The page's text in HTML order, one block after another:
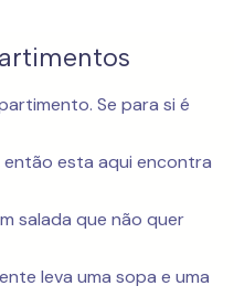
Se para si é
esta aqui encontra
salada que não quer
leva uma sopa e uma